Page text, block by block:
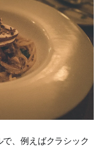
、例えばクラシック